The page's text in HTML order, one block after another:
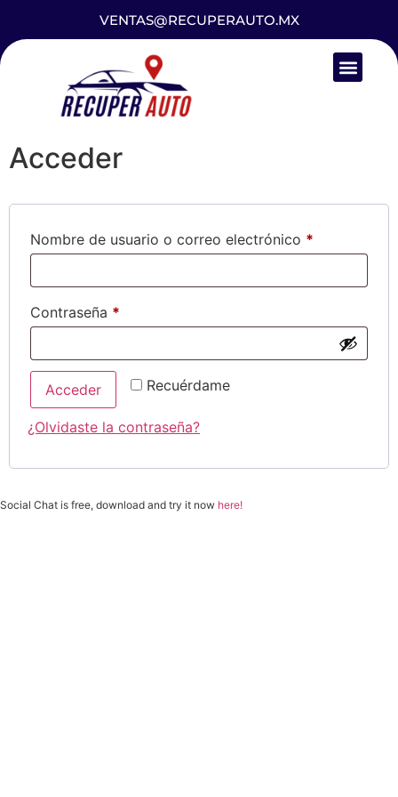
VENTAS@RECUPERAUTO.MX
Acceder
Nombre de usuario o correo electrónico *
Contraseña *
Recuérdame
Acceder
¿Olvidaste la contraseña?
Social Chat is free, download and try it now here!